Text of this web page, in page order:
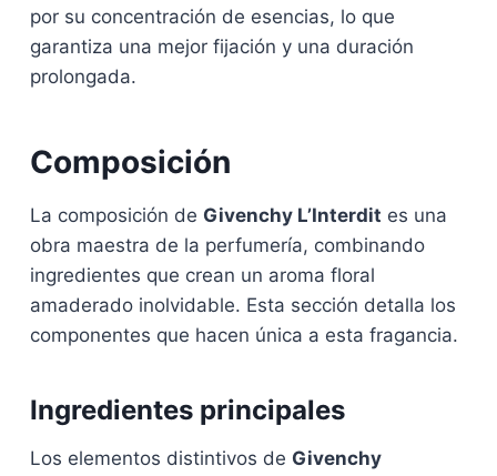
por su concentración de esencias, lo que
garantiza una mejor fijación y una duración
prolongada.
Composición
La composición de Givenchy L’Interdit es una
obra maestra de la perfumería, combinando
ingredientes que crean un aroma floral
amaderado inolvidable. Esta sección detalla los
componentes que hacen única a esta fragancia.
Ingredientes principales
Los elementos distintivos de Givenchy